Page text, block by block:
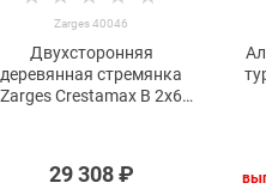
Zarges 40046
Двухсторонняя
деревянная стремянка
Zarges Crestamax B 2х6
29 308 ₽